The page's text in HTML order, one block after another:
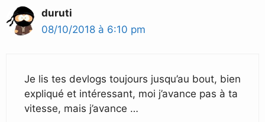
duruti
08/10/2018 à 6:10 pm
Je lis tes devlogs toujours jusqu’au bout, bien
expliqué et intéressant, moi j’avance pas à ta
vitesse, mais j’avance …